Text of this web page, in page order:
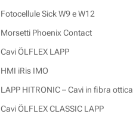
Fotocellule Sick W9 e W12
Morsetti Phoenix Contact
Cavi ÖLFLEX LAPP
HMI iRis IMO
LAPP HITRONIC – Cavi in fibra ottica
Cavi ÖLFLEX CLASSIC LAPP